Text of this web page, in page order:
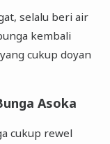
selalu beri air
kembali
cukup doyan
Asoka
cukup rewel